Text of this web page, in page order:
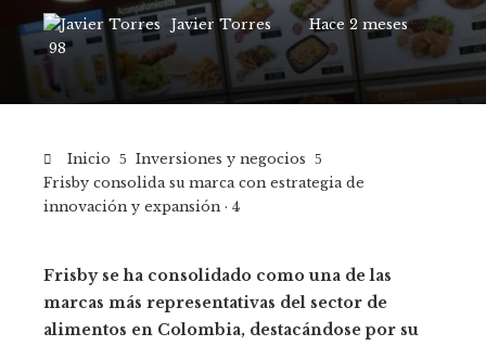
Javier Torres
Hace 2 meses
98
Inicio
Inversiones y negocios
Frisby consolida su marca con estrategia de
innovación y expansión · 4
Frisby se ha consolidado como una de las
marcas más representativas del sector de
alimentos en Colombia, destacándose por su